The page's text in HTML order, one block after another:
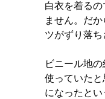
白衣を着るの
ません。だ
ツがずり落ち
ビニール地
使っていたと
になったと